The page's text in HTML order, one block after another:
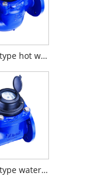
Woltman type hot water meter/bulk water meter
Woltman type water meter / cast iron